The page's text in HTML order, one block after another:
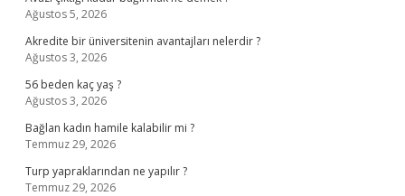
Ağustos 5, 2026
Akredite bir üniversitenin avantajları nelerdir ?
Ağustos 3, 2026
56 beden kaç yaş ?
Ağustos 3, 2026
Bağlan kadın hamile kalabilir mi ?
Temmuz 29, 2026
Turp yapraklarından ne yapılır ?
Temmuz 29, 2026